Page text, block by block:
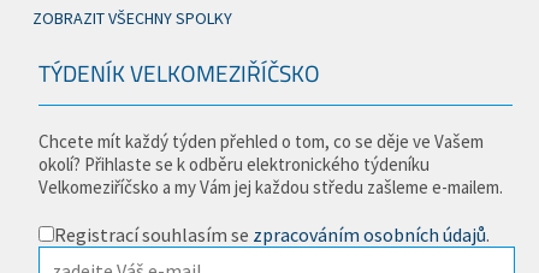
ZOBRAZIT VŠECHNY SPOLKY
TÝDENÍK VELKOMEZIŘÍČSKO
Chcete mít každý týden přehled o tom, co se děje ve Vašem
okolí? Přihlaste se k odběru elektronického týdeníku
Velkomeziříčsko a my Vám jej každou středu zašleme e-mailem.
Registrací souhlasím se zpracováním osobních údajů.